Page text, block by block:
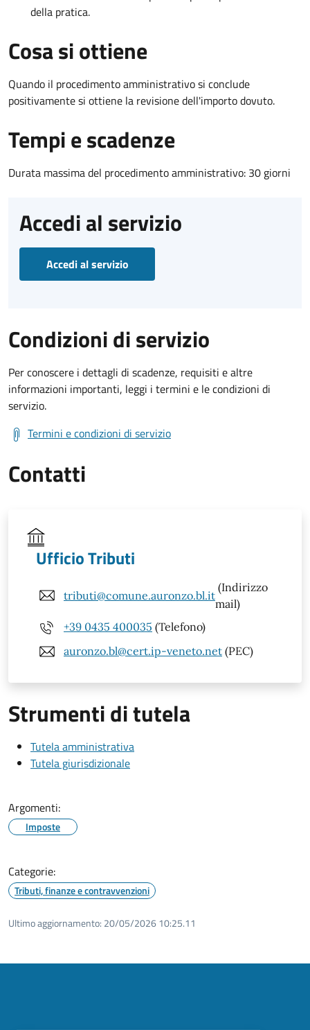
della pratica.
Cosa si ottiene
Quando il procedimento amministrativo si conclude
positivamente si ottiene la revisione dell'importo dovuto.
Tempi e scadenze
Durata massima del procedimento amministrativo: 30 giorni
Accedi al servizio
Accedi al servizio
Condizioni di servizio
Per conoscere i dettagli di scadenze, requisiti e altre
informazioni importanti, leggi i termini e le condizioni di
servizio.
Termini e condizioni di servizio
Contatti
Ufficio Tributi
tributi@comune.auronzo.bl.it
(Indirizzo
mail)
+39 0435 400035 (Telefono)
auronzo.bl@cert.ip-veneto.net (PEC)
Strumenti di tutela
Tutela amministrativa
Tutela giurisdizionale
Argomenti:
Imposte
Categorie:
Tributi, finanze e contravvenzioni
Ultimo aggiornamento: 20/05/2026 10:25.11